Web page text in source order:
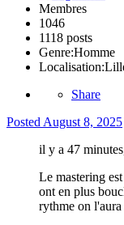
Membres
1046
1118 posts
Genre:Homme
Localisation:
Share
Posted August 8, 2025
il y a 47
Le mastering
ont en plus
rythme on